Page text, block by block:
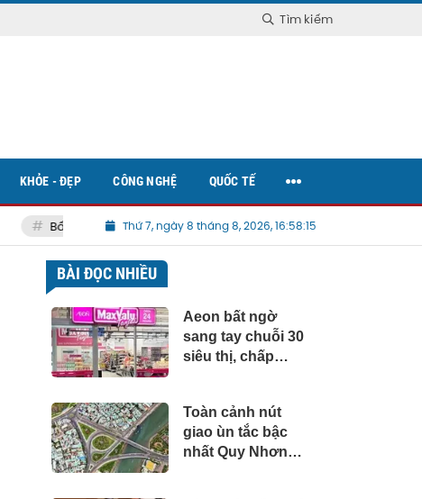
Tìm kiếm
Bất động sản Việt NamThứ 7, ngày 8 tháng 8, 2026, 16:58:17
KHỎE - ĐẸP CÔNG NGHỆ QUỐC TẾ
BÀI ĐỌC NHIỀU
Aeon bất ngờ
sang tay chuỗi 30
siêu thị, chấp
Toàn cảnh nút
giao ùn tắc bậc
nhất Quy Nhơn